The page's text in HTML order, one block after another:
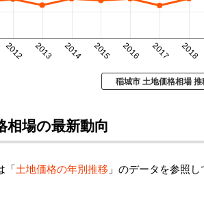
2012 2013 2014 2015 2016 2017 2018
稲城市 土地価格相場
相場の最新動向
「土地価格の年別推移 」のデータを参照し